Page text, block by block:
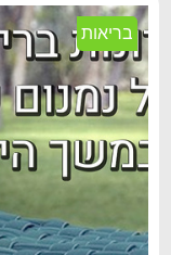
בריאות